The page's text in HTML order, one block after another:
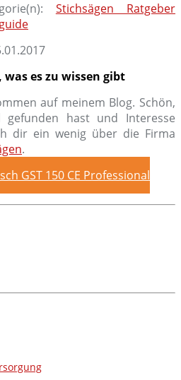
Stichsägen Ratgeber
was es zu wissen gibt
auf meinem Blog. Schön,
hast und Interesse
dir ein wenig über die Firma
.
GST 150 CE Professional